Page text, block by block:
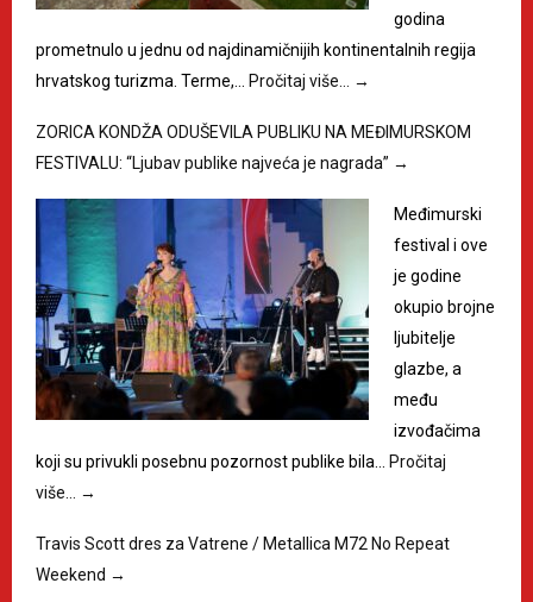
godina
prometnulo u jednu od najdinamičnijih kontinentalnih regija
hrvatskog turizma. Terme,…
Pročitaj više… →
ZORICA KONDŽA ODUŠEVILA PUBLIKU NA MEĐIMURSKOM
FESTIVALU: “Ljubav publike najveća je nagrada” →
Međimurski
festival i ove
je godine
okupio brojne
ljubitelje
glazbe, a
među
izvođačima
koji su privukli posebnu pozornost publike bila…
Pročitaj
više…
→
Travis Scott dres za Vatrene / Metallica M72 No Repeat
Weekend →